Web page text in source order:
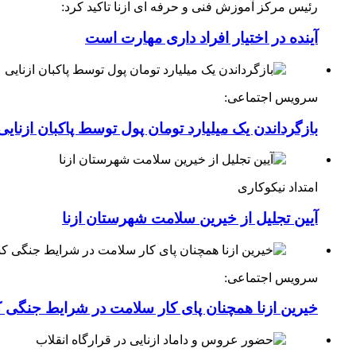
رئیس مرکز آموزش فنی و حرفه ای ازنا تاکید کرد:
آینده در اختیار افراد داری مهارت است
سرویس اجتماعی:
بازگرداندن یک میلیارد تومان پول توسط پاکبان
امتداد نیکوکاری
آیین تجلیل از خیرین سلامت شهرستان ازنا
سرویس اجتماعی:
خیرین ازنا همچنان پای کار سلامت در شرایط